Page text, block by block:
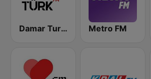
Damar Turk FM Metro FM